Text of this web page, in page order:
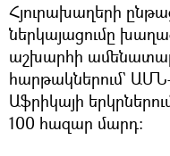
Հյուրախաղերի
ներկայացումը
աշխարհի
հարթակներում`
Աֆրիկայի
100 հազար մարդ։